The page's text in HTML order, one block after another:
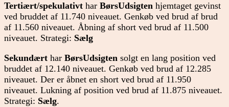
Tertiært/spekulativt har BørsUdsigten hjemtaget gevinst
ved bruddet af 11.740 niveauet. Genkøb ved brud af brud
af 11.560 niveauet. Åbning af short ved brud af 11.500
niveauet. Strategi: Sælg
Sekundært har BørsUdsigten solgt en lang position ved
bruddet af 12.140 niveauet. Genkøb ved brud af 12.285
niveauet. Der er åbnet en short ved brud af 11.950
niveauet. Lukning af position ved brud af 11.875 niveauet.
Strategi: Sælg.